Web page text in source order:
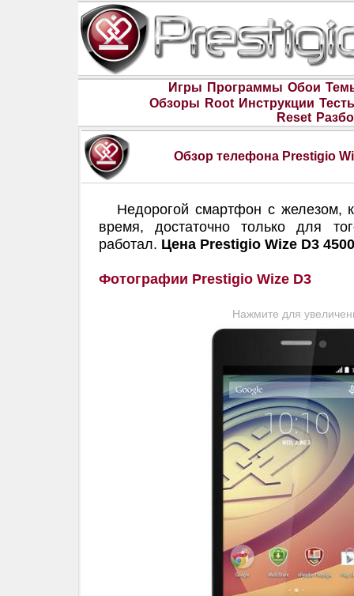
Игры Программы Обои
Обзоры Root Инструкции
Reset
Обзор телефона Prestigio
Недорогой смартфон с железом,
время, достаточно только для
работал. Цена Prestigio Wize D3
Фотографии Prestigio Wize D3
Нажмите для